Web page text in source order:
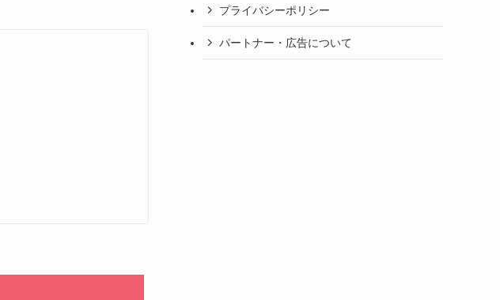
プライバシーポリシー
パートナー・広告について